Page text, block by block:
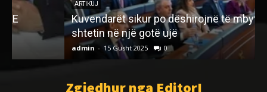
ARTIKUJ
Kuvendarët sikur po dëshirojnë të mbytin
shtetin në një gotë ujë
15 Gusht 2025 0
Zgjedhur nga EditorI